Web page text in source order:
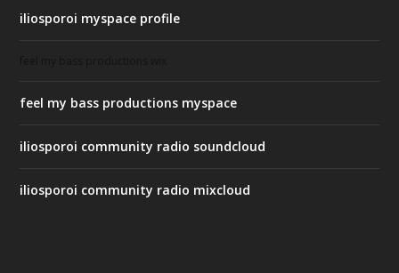
iliosporoi myspace profile
feel my bass productions myspace
iliosporoi community radio soundcloud
iliosporoi community radio mixcloud